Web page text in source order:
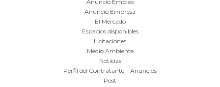
Anuncio Empleo
Anuncio Empresa
El Mercado
Espacios disponibles
Licitaciones
Medio Ambiente
Noticias
Perfil del Contratante – Anuncios
Post